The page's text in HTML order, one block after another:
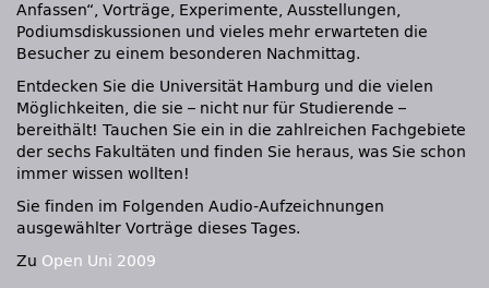
Anfassen“, Vorträge, Experimente, Ausstellungen,
Podiumsdiskussionen und vieles mehr erwarteten die
Besucher zu einem besonderen Nachmittag.
Entdecken Sie die Universität Hamburg und die vielen
Möglichkeiten, die sie – nicht nur für Studierende –
bereithält! Tauchen Sie ein in die zahlreichen Fachgebiete
der sechs Fakultäten und finden Sie heraus, was Sie schon
immer wissen wollten!
Sie finden im Folgenden Audio-Aufzeichnungen
ausgewählter Vorträge dieses Tages.
Zu Open Uni 2009